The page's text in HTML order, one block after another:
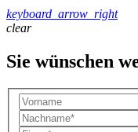
keyboard_arrow_right
clear
Sie wünschen